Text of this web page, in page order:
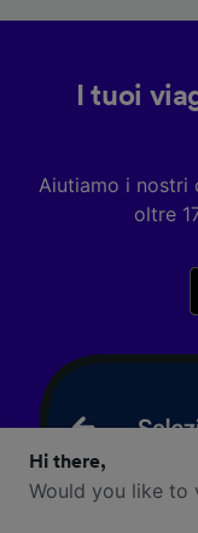
I tuoi
Aiutiamo i nostri
oltre
Hi there,
Would you like to